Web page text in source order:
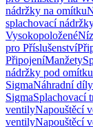
nádržky na omítku
splachovací
Vysokopoložené
pro Příslušenství
PřipojeníManžety
nádržky pod omítku
SigmaNáhradní
SigmaSplachovací
ventilyNapouštěcí
ventilyNapouštěcí